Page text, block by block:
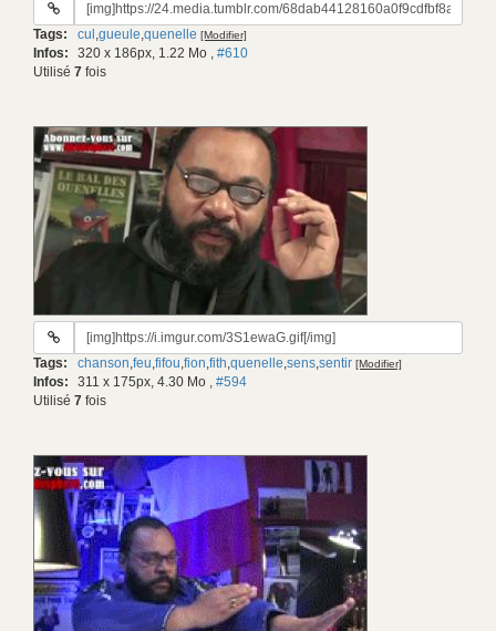
gif:
Tags: cul ,gueule,quenelle [Modifier]
Infos: 320 x 186px, 1.22 Mo , #610
Utilisé 7 fois
URL
gif:
Tags: chanson,feu,fifou,fion,fith,quenelle,sens,sentir [Modifier]
Infos: 311 x 175px, 4.30 Mo , #594
Utilisé 7 fois